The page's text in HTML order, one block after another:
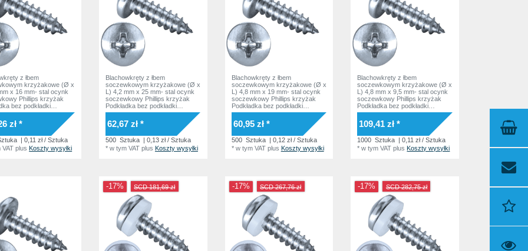
z łbem
krzyżakowe (Ø x
x 16 mm- stal ocynk
Phillips krzyżak
bez podkładki
ISO7049 Norma
zł *
| 0,11 zł / Sztuka
VAT plusKoszty wysyłki
Blachowkręty z łbem
soczewkowym krzyżakowe (Ø x
L) 4,2 mm x 25 mm- stal ocynk
soczewkowy Phillips krzyżak
Podkładka bez podkładki
DIN7981 ISO7049 Norma
zakładowa
62,67 zł *
500 Sztuka | 0,13 zł / Sztuka
* w tym VATplus Koszty wysyłki
Blachowkręty z łbem
soczewkowym krzyżakowe (Ø x
L) 4,8 mm x 19 mm- stal ocynk
soczewkowy Phillips krzyżak
Podkładka bez podkładki
DIN7981 ISO7049 Norma
zakładowa
60,95 zł *
500 Sztuka
| 0,12 zł / Sztuka
* w tym VATplus Koszty wysyłki
Blachowkręty z łbem
soczewkowym krzyżakowe (Ø x
L) 4,8 mm x 9,5 mm- stal ocynk
soczewkowy Phillips krzyżak
Podkładka bez podkładki
DIN7981 ISO7049 Norma
zakładowa
109,41 zł *
1000 Sztuka | 0,11 zł / Sztuka
*w tym VAT plusKoszty wysyłki
-17% SCD 181,69 zł -17% SCD 267,76 zł -17% SCD 282,75 zł